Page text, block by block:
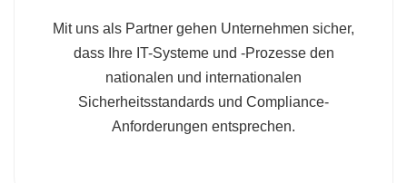
Mit uns als Partner gehen Unternehmen sicher,
dass Ihre IT-Systeme und -Prozesse den
nationalen und internationalen
Sicherheitsstandards und Compliance-
Anforderungen entsprechen.